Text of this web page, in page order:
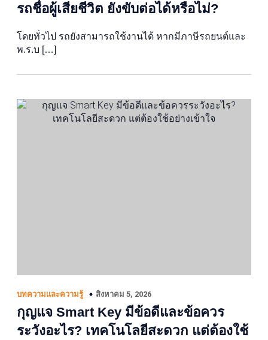
รถชื่อผู้เสียชีวิต ยังขับต่อได้หรือไม่?
โดยทั่วไป รถยังสามารถใช้งานได้ หากมีภาษีรถยนต์และ
พ.ร.บ […]
บทความและความรู้ สิงหาคม 5, 2026
กุญแจ Smart Key มีข้อดีและข้อควร
ระวังอะไร? เทคโนโลยีสะดวก แต่ต้องใช้